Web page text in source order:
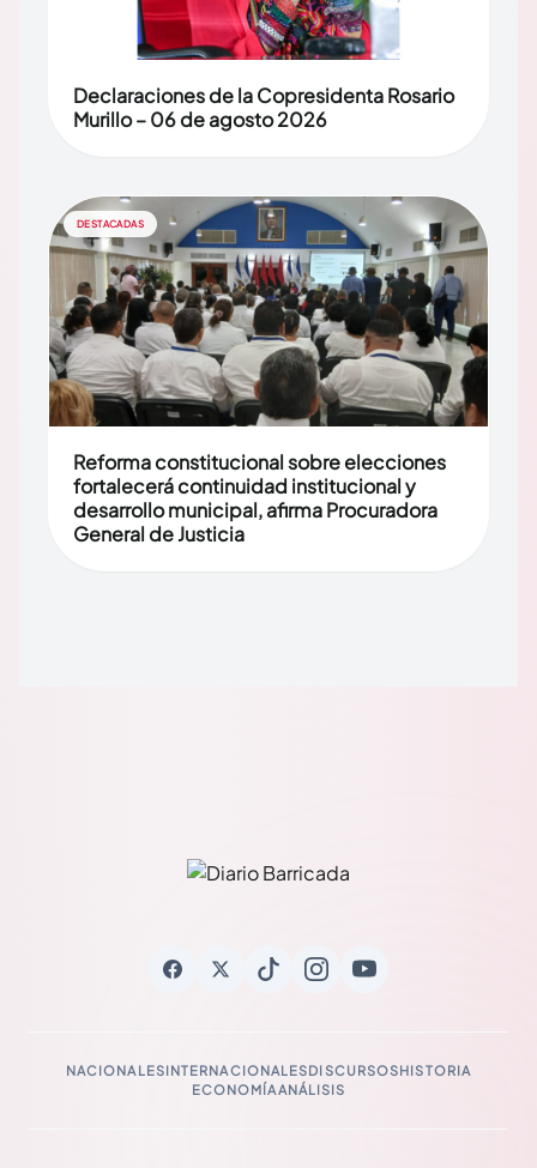
Declaraciones de la Copresidenta Rosario
Murillo – 06 de agosto 2026
DESTACADAS
Reforma constitucional sobre elecciones
fortalecerá continuidad institucional y
desarrollo municipal, afirma Procuradora
General de Justicia
NACIONALESINTERNACIONALESDISCURSOSHISTORIA
ECONOMÍAANÁLISIS